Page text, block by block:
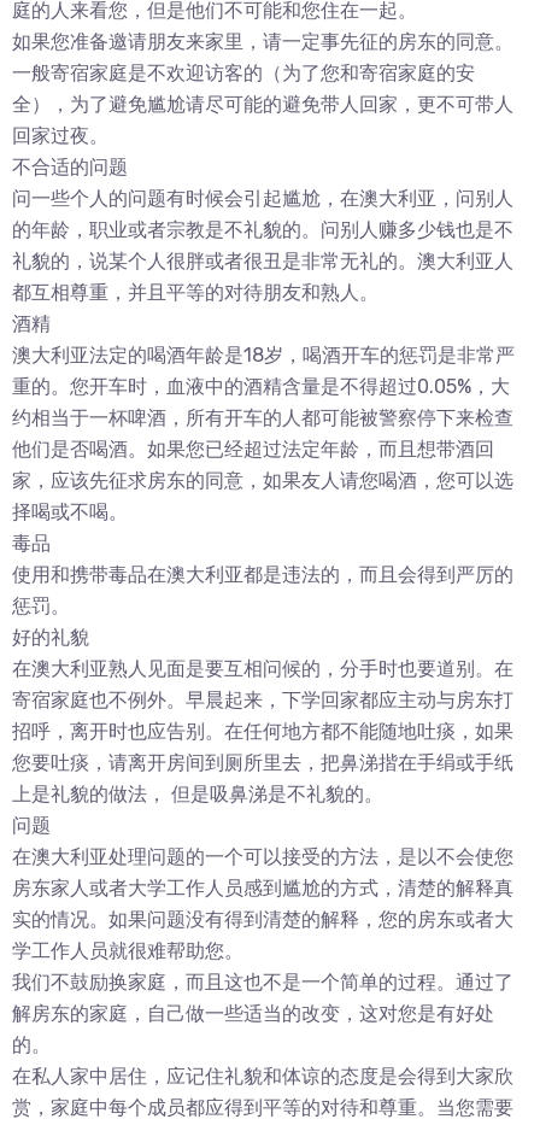
庭的人来看您，但是他们不可能和您住在一起。
如果您准备邀请朋友来家里，请一定事先征的房东的同意。
一般寄宿家庭是不欢迎访客的（为了您和寄宿家庭的安
全），为了避免尴尬请尽可能的避免带人回家，更不可带人
回家过夜。
不合适的问题
问一些个人的问题有时候会引起尴尬，在澳大利亚，问别人
的年龄，职业或者宗教是不礼貌的。问别人赚多少钱也是不
礼貌的，说某个人很胖或者很丑是非常无礼的。澳大利亚人
都互相尊重，并且平等的对待朋友和熟人。
酒精
澳大利亚法定的喝酒年龄是18岁，喝酒开车的惩罚是非常严
重的。您开车时，血液中的酒精含量是不得超过0.05%，大
约相当于一杯啤酒，所有开车的人都可能被警察停下来检查
他们是否喝酒。如果您已经超过法定年龄，而且想带酒回
家，应该先征求房东的同意，如果友人请您喝酒，您可以选
择喝或不喝。
毒品
使用和携带毒品在澳大利亚都是违法的，而且会得到严厉的
惩罚。
好的礼貌
在澳大利亚熟人见面是要互相问候的，分手时也要道别。在
寄宿家庭也不例外。早晨起来，下学回家都应主动与房东打
招呼，离开时也应告别。在任何地方都不能随地吐痰，如果
您要吐痰，请离开房间到厕所里去，把鼻涕揩在手绢或手纸
上是礼貌的做法， 但是吸鼻涕是不礼貌的。
问题
在澳大利亚处理问题的一个可以接受的方法，是以不会使您
房东家人或者大学工作人员感到尴尬的方式，清楚的解释真
实的情况。如果问题没有得到清楚的解释，您的房东或者大
学工作人员就很难帮助您。
我们不鼓励换家庭，而且这也不是一个简单的过程。通过了
解房东的家庭，自己做一些适当的改变，这对您是有好处
的。
在私人家中居住，应记住礼貌和体谅的态度是会得到大家欣
赏，家庭中每个成员都应得到平等的对待和尊重。当您需要